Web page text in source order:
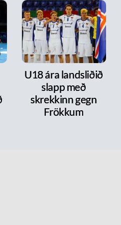
U18 ára landsliðið
slapp með
skrekkinn gegn
Frökkum